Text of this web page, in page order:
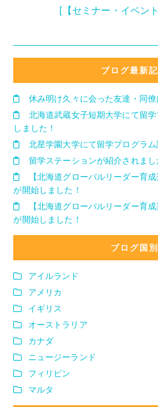
[【セミナー・イベン
ブログ最新
休み明け久々に会った友達・同
北海道武蔵女子短期大学にて留
しました！
北星学園大学にて留学プログラ
留学ステーションが紹介されまし
【北海道グローバルリーダー育
が開始しました！
【北海道グローバルリーダー育
が開始しました！
ブログ国別
アイルランド
アメリカ
イギリス
オーストラリア
カナダ
ニュージーランド
フィリピン
マルタ